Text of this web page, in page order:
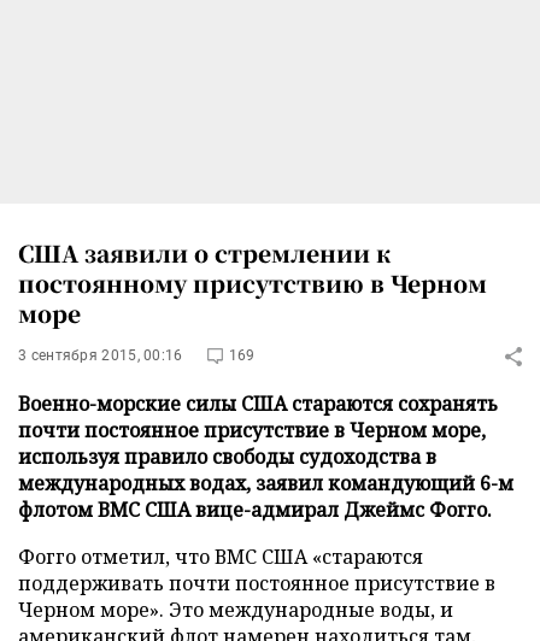
США заявили о стремлении к
постоянному присутствию в Черном
море
3 сентября 2015, 00:16 169
Военно-морские силы США стараются сохранять
почти постоянное присутствие в Черном море,
используя правило свободы судоходства в
международных водах, заявил командующий 6-м
флотом ВМС США вице-адмирал Джеймс Фогго.
Фогго отметил, что ВМС США «стараются
поддерживать почти постоянное присутствие в
Черном море». Это международные воды, и